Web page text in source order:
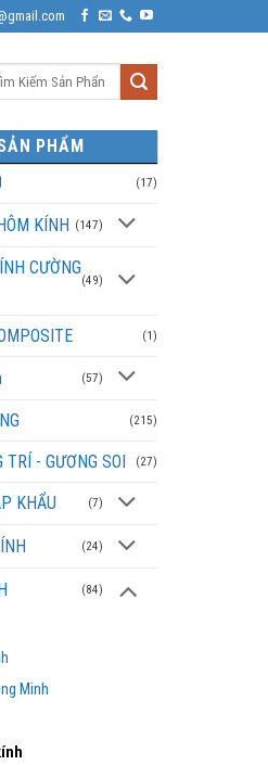
PHẨM
(17)
KÍNH (147)
CƯỜNG
(49)
(1)
(57)
(215)
TRÍ - GƯƠNG SOI (27)
KHẨU (7)
(24)
(84)
Minh